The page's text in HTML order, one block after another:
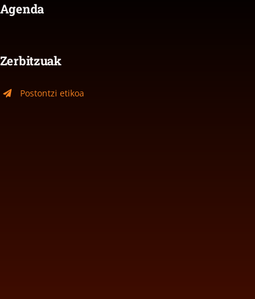
Agenda
Zerbitzuak
Postontzi etikoa